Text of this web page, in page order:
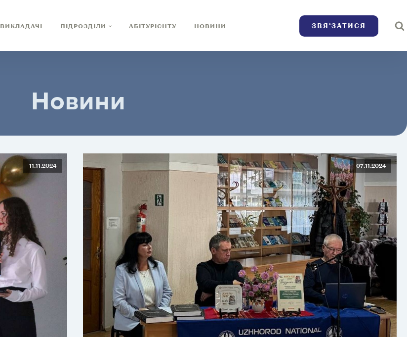
ВИКЛАДАЧІ ПІДРОЗДІЛИ АБІТУРІЄНТУ НОВИНИ ЗВЯ’ЗАТИСЯ
Новини
11.11.2024 07.11.2024